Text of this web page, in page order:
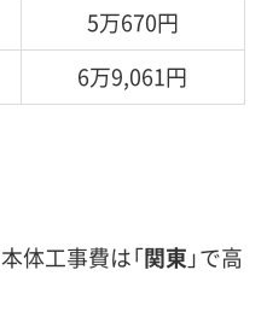
5万670円
6万9,061円
体工事費は「関東」で高